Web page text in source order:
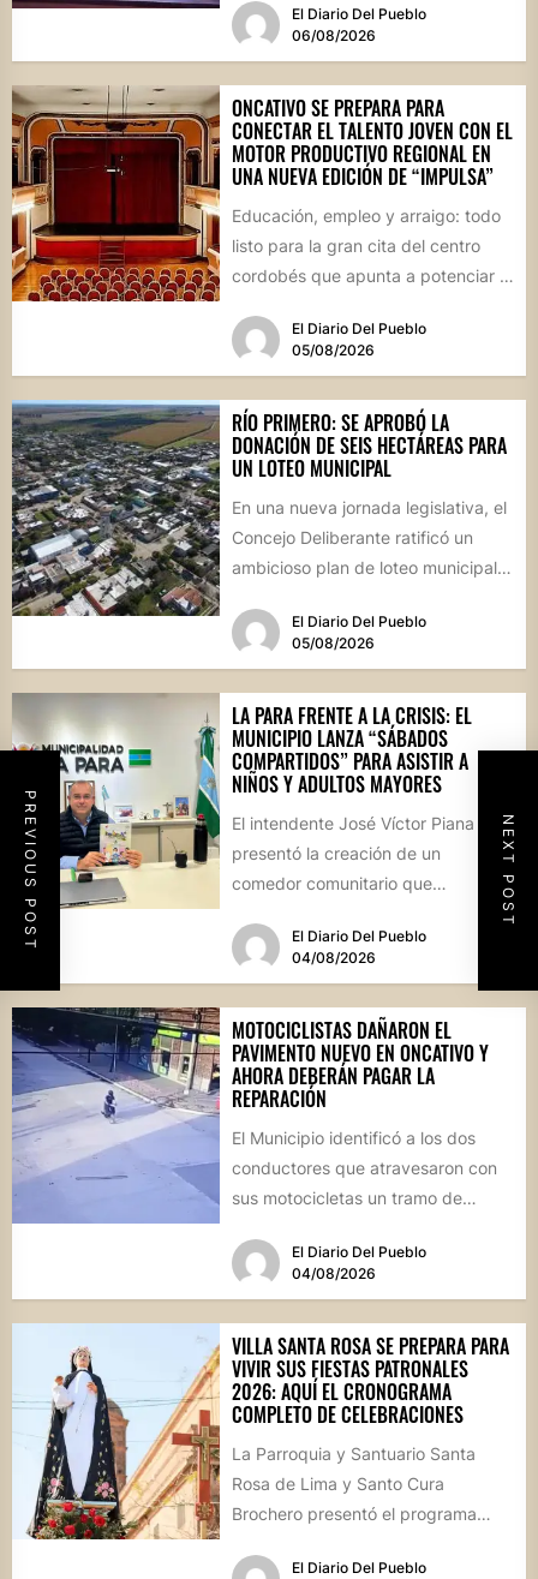
PREVIOUS POST NEXT POST
El Diario Del Pueblo
06/08/2026
ONCATIVO SE PREPARA PARA
CONECTAR EL TALENTO JOVEN CON EL
MOTOR PRODUCTIVO REGIONAL EN
UNA NUEVA EDICIÓN DE “IMPULSA”
Educación, empleo y arraigo: todo
listo para la gran cita del centro
cordobés que apunta a potenciar el
El Diario Del Pueblo
05/08/2026
RÍO PRIMERO: SE APROBÓ LA
DONACIÓN DE SEIS HECTÁREAS PARA
UN LOTEO MUNICIPAL
En una nueva jornada legislativa, el
Concejo Deliberante ratificó un
ambicioso plan de loteo municipal,
por...
El Diario Del Pueblo
05/08/2026
LA PARA FRENTE A LA CRISIS: EL
MUNICIPIO LANZA “SÁBADOS
COMPARTIDOS” PARA ASISTIR A
NIÑOS Y ADULTOS MAYORES
El intendente José Víctor Piana
presentó la creación de un
comedor comunitario que
funcionará todos los sábados en el
Salón...
El Diario Del Pueblo
04/08/2026
MOTOCICLISTAS DAÑARON EL
PAVIMENTO NUEVO EN ONCATIVO Y
AHORA DEBERÁN PAGAR LA
REPARACIÓN
El Municipio identificó a los dos
conductores que atravesaron con
sus motocicletas un tramo de
calle...
El Diario Del Pueblo
04/08/2026
VILLA SANTA ROSA SE PREPARA PARA
VIVIR SUS FIESTAS PATRONALES
2026: AQUÍ EL CRONOGRAMA
COMPLETO DE CELEBRACIONES
La Parroquia y Santuario Santa
Rosa de Lima y Santo Cura
Brochero presentó el programa
El Diario Del Pueblo